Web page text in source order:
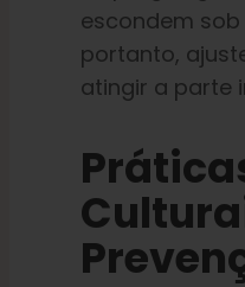
escondem
portanto,
atingir a parte